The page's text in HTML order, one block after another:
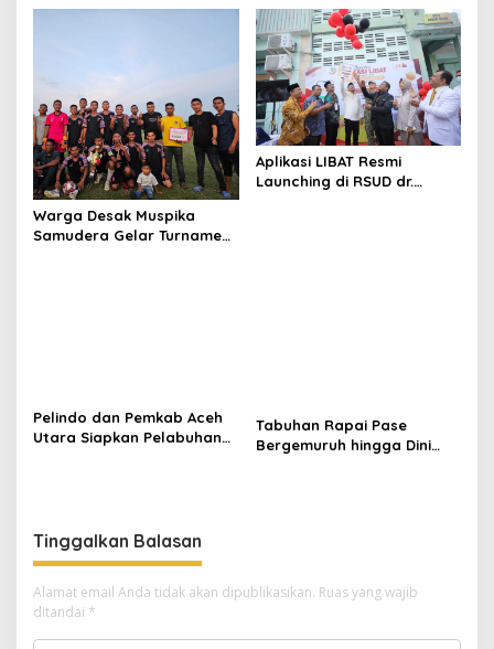
Piala Ketua KONI Aceh Akan
Warga Desak Muspika
Samudera Gelar Turnamen
Aplikasi LIBAT Resmi
Launching di RSUD dr.
Pelindo dan Pemkab Aceh
Utara Siapkan Pelabuhan
Tabuhan Rapai Pase
Bergemuruh hingga Dini
Tinggalkan Balasan
Alamat email Anda tidak akan dipublikasikan. Ruas yang wajib
ditandai *